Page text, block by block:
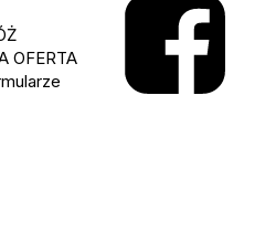
OFERTA